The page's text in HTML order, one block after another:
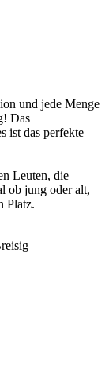
und jede Menge
Das
ist das perfekte
Leuten, die
ob jung oder alt,
Platz.